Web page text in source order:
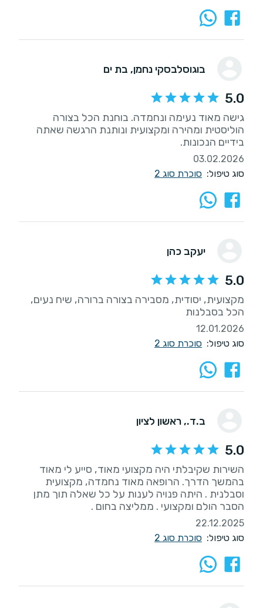
בוגוסלבסקי נחמן, בת ים
5.0
גישה מאוד נעימה ונחמדה. בוחנת הכל בצורה
הוליסטית ומהירה ומקצועית ונותנת הרגשה שאתה
בידיים הנכונות.
03.02.2026
סוג טיפול: סוכרת סוג 2
יעקב כהן
5.0
מקצועית, יסודית, מסבירה בצורה ברורה, שיח נעים,
הכל בסבלנות
12.01.2026
סוג טיפול: סוכרת סוג 2
ב.ד., ראשון לציון
5.0
השירות שקיבלתי היה מקצועי מאוד, סייע לי מאוד
בהמשך הדרך. הרופאה מאוד נחמדה, מקצועית
וסבלנית . היתה פנויה לענות על כל שאלה תוך מתן
הסבר הולם ומקצועי . ממליצה בחום .
22.12.2025
סוג טיפול: סוכרת סוג 2